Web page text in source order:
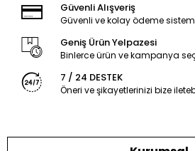
Güvenli Alışveriş
Güvenli ve kolay ödeme
Geniş Ürün Yelpazesi
Binlerce ürün ve kampanya
7 / 24 DESTEK
Öneri ve şikayetlerinizi bize